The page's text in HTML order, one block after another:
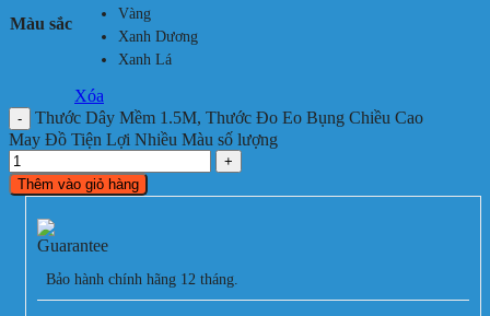
Màu sắc
Vàng
Xanh Dương
Xanh Lá
Xóa
Thước Dây Mềm 1.5M, Thước Đo Eo Bụng Chiều Cao
May Đồ Tiện Lợi Nhiều Màu số lượng
Thêm vào giỏ hàng
Bảo hành chính hãng 12 tháng.